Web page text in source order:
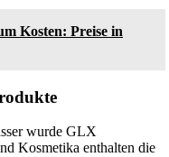
Kosten: Preise in
wurde GLX
Kosmetika enthalten die